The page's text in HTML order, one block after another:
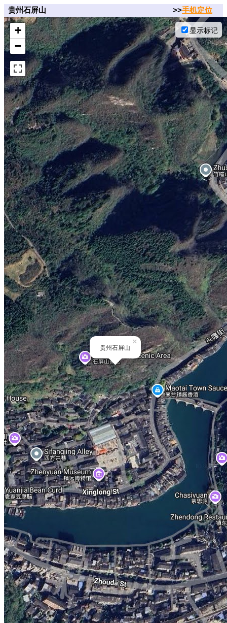
贵州石屏山 >>手机定位
贵州石屏山
×
+
−
显示标记